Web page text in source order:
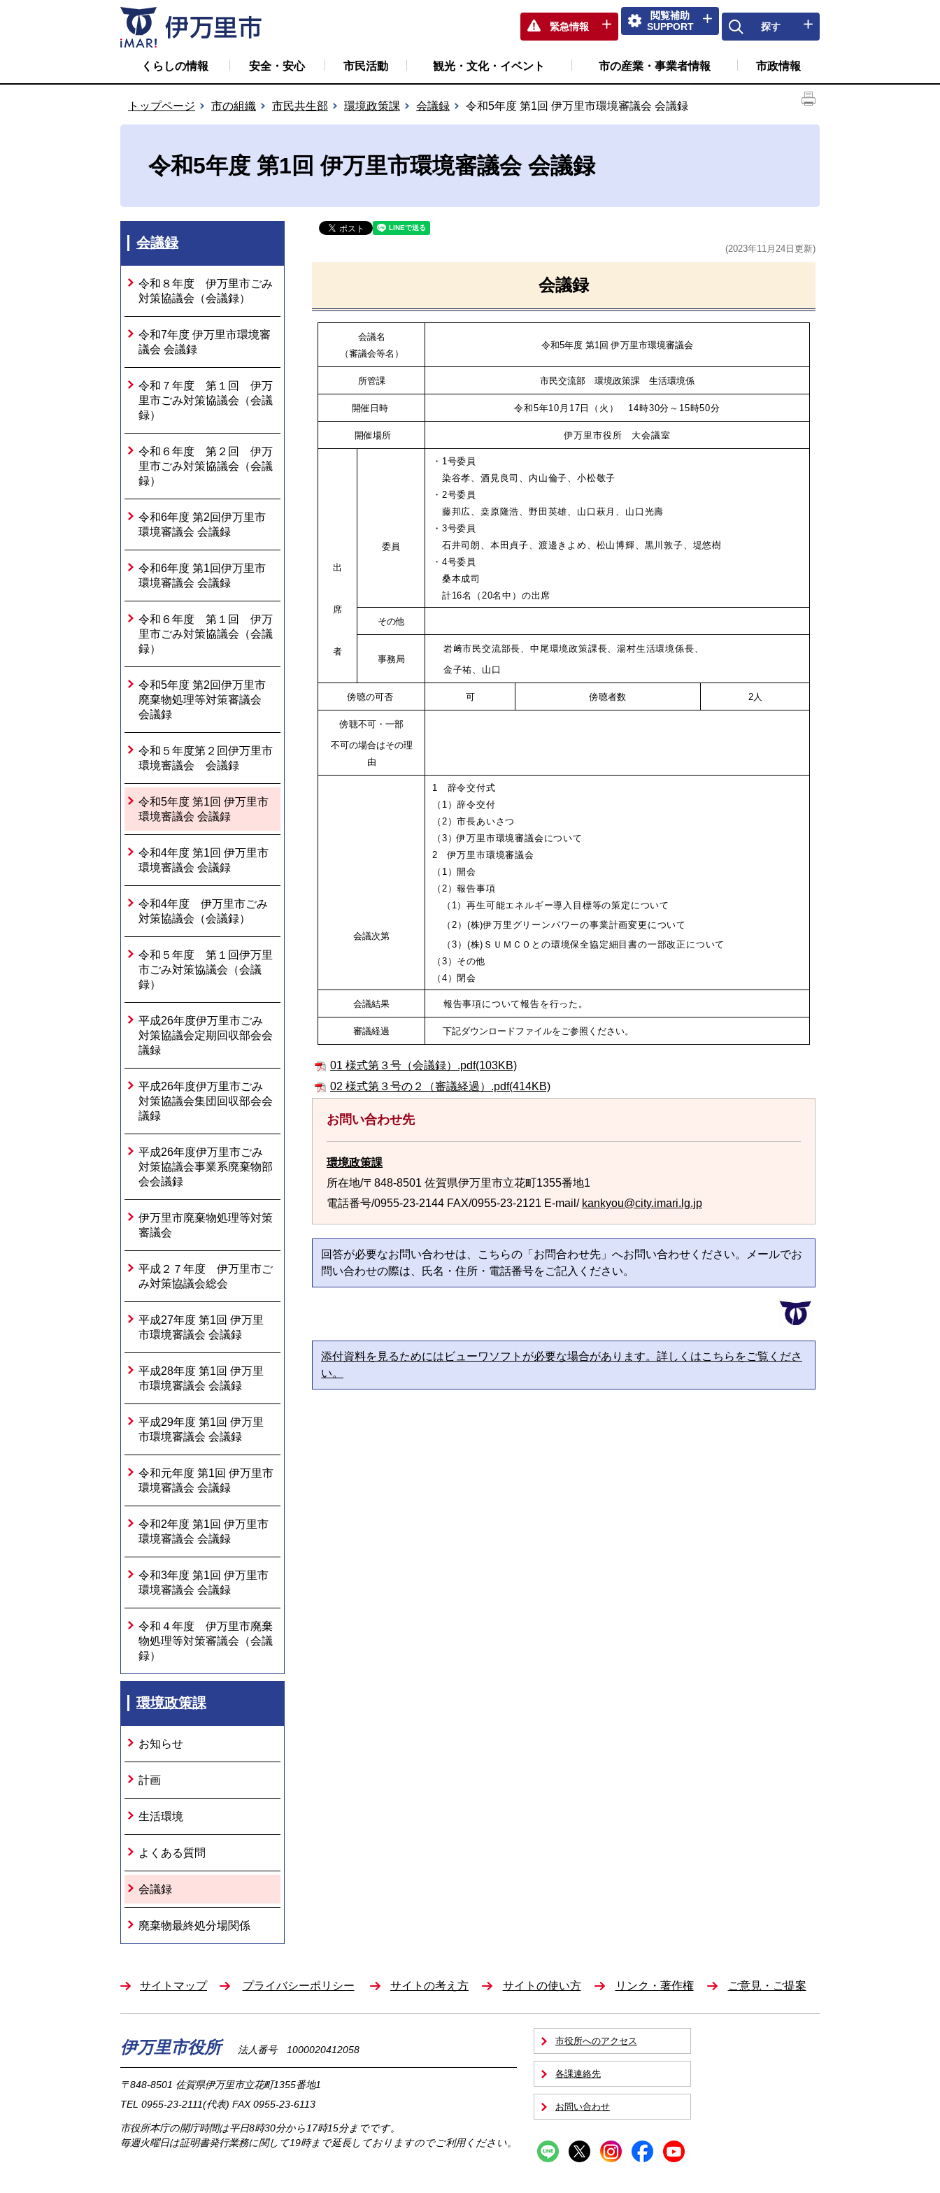
緊急情報
閲覧補助
SUPPORT
探す
くらしの情報 安全・安心 市民活動 観光・文化・イベント 市の産業・事業者情報 市政情報
トップページ 市の組織 市民共生部 環境政策課 会議録 令和5年度 第1回 伊万里市環境審議会 会議録
令和5年度 第1回 伊万里市環境審議会 会議録
会議録
令和８年度 伊万里市ごみ
対策協議会（会議録）
令和7年度 伊万里市環境審
議会 会議録
令和７年度 第１回 伊万
里市ごみ対策協議会（会議
録）
令和６年度 第２回 伊万
里市ごみ対策協議会（会議
録）
令和6年度 第2回伊万里市
環境審議会 会議録
令和6年度 第1回伊万里市
環境審議会 会議録
令和６年度 第１回 伊万
里市ごみ対策協議会（会議
録）
令和5年度 第2回伊万里市
廃棄物処理等対策審議会
会議録
令和５年度第２回伊万里市
環境審議会 会議録
令和5年度 第1回 伊万里市
環境審議会 会議録
令和4年度 第1回 伊万里市
環境審議会 会議録
令和4年度 伊万里市ごみ
対策協議会（会議録）
令和５年度 第１回伊万里
市ごみ対策協議会（会議
録）
平成26年度伊万里市ごみ
対策協議会定期回収部会会
議録
平成26年度伊万里市ごみ
対策協議会集団回収部会会
議録
平成26年度伊万里市ごみ
対策協議会事業系廃棄物部
会会議録
伊万里市廃棄物処理等対策
審議会
平成２７年度 伊万里市ご
み対策協議会総会
平成27年度 第1回 伊万里
市環境審議会 会議録
平成28年度 第1回 伊万里
市環境審議会 会議録
平成29年度 第1回 伊万里
市環境審議会 会議録
令和元年度 第1回 伊万里市
環境審議会 会議録
令和2年度 第1回 伊万里市
環境審議会 会議録
令和3年度 第1回 伊万里市
環境審議会 会議録
令和４年度 伊万里市廃棄
物処理等対策審議会（会議
録）
環境政策課
お知らせ
計画
生活環境
よくある質問
会議録
廃棄物最終処分場関係
(2023年11月24日更新)
会議録
会議名
（審議会等名）
令和5年度 第1回 伊万里市環境審議会
所管課 市民交流部 環境政策課 生活環境係
開催日時 令和5年10月17日（火） 14時30分～15時50分
開催場所 伊万里市役所 大会議室
出
席
者
委員
・1号委員
染谷孝、酒見良司、内山倫子、小松敬子
・2号委員
藤邦広、桒原隆浩、野田英雄、山口萩月、山口光壽
・3号委員
石井司朗、本田貞子、渡邉きよめ、松山博輝、黒川敦子、堤悠樹
・4号委員
桑本成司
計16名（20名中）の出席
その他
事務局
岩﨑市民交流部長、中尾環境政策課長、湯村生活環境係長、
金子祐、山口
傍聴の可否 可 傍聴者数 2人
傍聴不可・一部
不可の場合はその理
由
会議次第
1 辞令交付式
（1）辞令交付
（2）市長あいさつ
（3）伊万里市環境審議会について
2 伊万里市環境審議会
（1）開会
（2）報告事項
（ 1）再生可能エネルギー導入目標等の策定について
（2）(株)伊万里グリーンパワーの事業計画変更について
（3）(株)ＳＵＭＣＯとの環境保全協定細目書の一部改正について
（3）その他
（4）閉会
会議結果 報告事項について報告を行った。
審議経過 下記ダウンロードファイルをご参照ください。
01 様式第３号（会議録）.pdf(103KB)
02 様式第３号の２（審議経過）.pdf(414KB)
お問い合わせ先
環境政策課
所在地/〒848-8501 佐賀県伊万里市立花町1355番地1
電話番号/0955-23-2144 FAX/0955-23-2121 E-mail/ kankyou@city.imari.lg.jp
回答が必要なお問い合わせは、こちらの「お問合わせ先」へお問い合わせください。メールでお
問い合わせの際は、氏名・住所・電話番号をご記入ください。
添付資料を見るためにはビューワソフトが必要な場合があります。詳しくはこちらをご覧くださ
い。
サイトマップ プライバシーポリシー サイトの考え方 サイトの使い方 リンク・著作権 ご意見・ご提案
伊万里市役所 法人番号 1000020412058
〒848-8501 佐賀県伊万里市立花町1355番地1
TEL 0955-23-2111(代表) FAX 0955-23-6113
市役所本庁の開庁時間は平日8時30分から17時15分までです。
毎週火曜日は証明書発行業務に関して19時まで延長しておりますのでご利用ください。
市役所へのアクセス
各課連絡先
お問い合わせ